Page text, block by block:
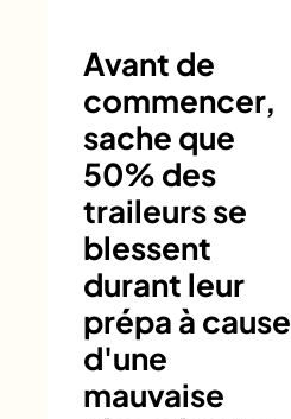
Avant de
commencer,
sache que
50% des
traileurs se
blessent
durant leur
prépa à cause
d'une
mauvaise